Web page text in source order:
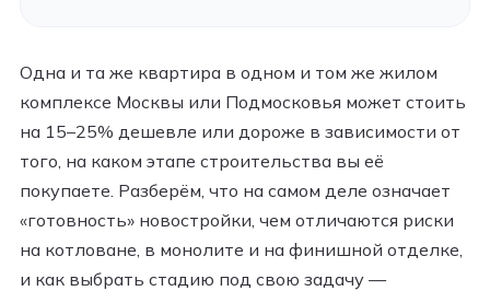
Одна и та же квартира в одном и том же жилом
комплексе Москвы или Подмосковья может стоить
на 15–25% дешевле или дороже в зависимости от
того, на каком этапе строительства вы её
покупаете. Разберём, что на самом деле означает
«готовность» новостройки, чем отличаются риски
на котловане, в монолите и на финишной отделке,
и как выбрать стадию под свою задачу —